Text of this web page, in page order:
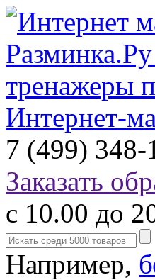
Интернет-
7 (499) 348-
Заказать
с 10.00 до
Например,